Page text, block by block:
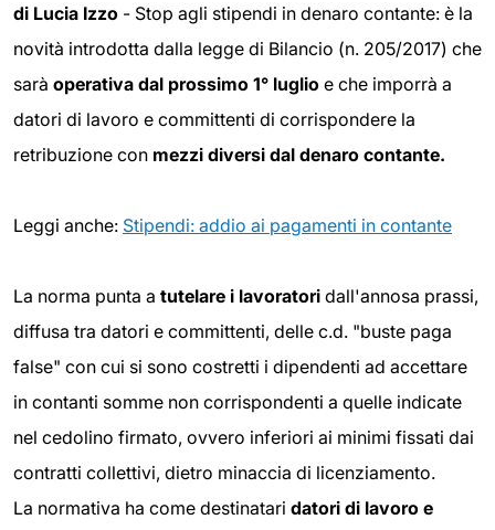
di Lucia Izzo - Stop agli stipendi in denaro contante: è la
novità introdotta dalla legge di Bilancio (n. 205/2017) che
sarà operativa dal prossimo 1° luglio e che imporrà a
datori di lavoro e committenti di corrispondere la
retribuzione con mezzi diversi dal denaro contante.
Leggi anche: Stipendi: addio ai pagamenti in contante
La norma punta a tutelare i lavoratori dall'annosa prassi,
diffusa tra datori e committenti, delle c.d. "buste paga
false" con cui si sono costretti i dipendenti ad accettare
in contanti somme non corrispondenti a quelle indicate
nel cedolino firmato, ovvero inferiori ai minimi fissati dai
contratti collettivi, dietro minaccia di licenziamento.
La normativa ha come destinatari datori di lavoro e